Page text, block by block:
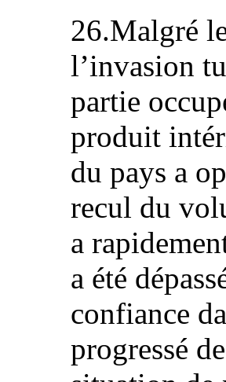
26.Malgré
l’invasion
partie
produit
du pays a
recul du
a
a été
confiance
progressé